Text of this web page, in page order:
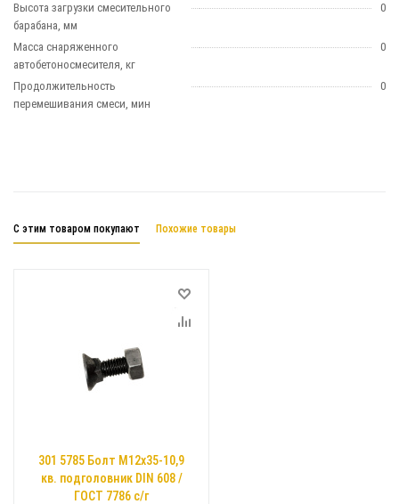
Высота загрузки смесительного
барабана, мм
0
Масса снаряженного
автобетоносмесителя, кг
0
Продолжительность
перемешивания смеси, мин
0
С этим товаром покупают Похожие товары
301 5785 Болт М12х35-10,9
кв. подголовник DIN 608 /
ГОСТ 7786 с/г